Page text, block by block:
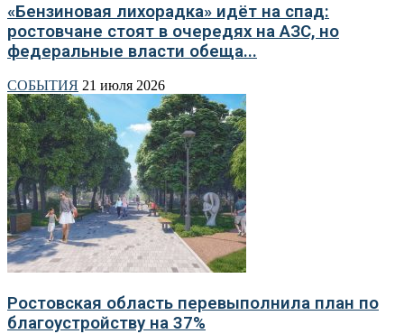
«Бензиновая лихорадка» идёт на спад:
ростовчане стоят в очередях на АЗС, но
федеральные власти обеща...
СОБЫТИЯ 21 июля 2026
Ростовская область перевыполнила план по
благоустройству на 37%